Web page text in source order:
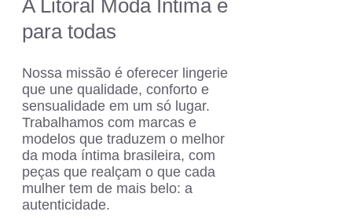
A Litoral Moda Íntima é
para todas
Nossa missão é oferecer lingerie
que une qualidade, conforto e
sensualidade em um só lugar.
Trabalhamos com marcas e
modelos que traduzem o melhor
da moda íntima brasileira, com
peças que realçam o que cada
mulher tem de mais belo: a
autenticidade.